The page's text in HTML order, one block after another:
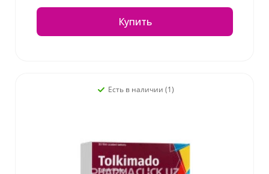
Купить
Есть в наличии (1)